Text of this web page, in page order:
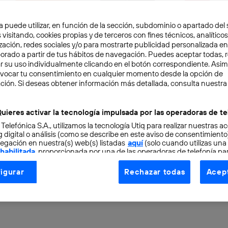
TECNOLOGÍA 3 min
es pensar en
puede utilizar, en función de la sección, subdominio o apartado del
visitando, cookies propias y de terceros con fines técnicos,
redes sociales y/o para mostrarte publicidad personalizada
a partir de tus hábitos de navegación. Puedes aceptar todas,
su uso individualmente clicando en el botón correspondiente.
tu consentimiento en cualquier momento desde la opción de
Si deseas obtener información más detallada, consulta nuestra
activar la tecnología impulsada por las operadoras de
S.A., utilizamos la tecnología Utiq para realizar nuestras
digital o análisis (como se describe en este aviso de
en nuestra(s) web(s) listadas aquí(solo cuando utilizas una
, proporcionada por una de las operadoras de telefonía
consentimiento en cada página web).
Utiq está diseñada con la privacidad como prioridad
Rechazar todas